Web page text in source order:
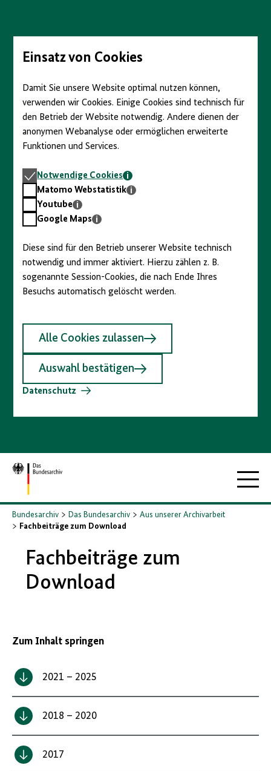
Seiteninhalt
springenEinsatz von Cookies
Damit Sie unsere Website optimal nutzen können,
verwenden wir Cookies. Einige Cookies sind technisch für
den Betrieb der Website notwendig. Andere dienen der
anonymen Webanalyse oder ermöglichen erweiterte
Funktionen und Services.
Notwendige
Cookies
Notwendige Cookies
Matomo
Webstatistik
Matomo Webstatistik
Youtube
Youtube
GoogleGoogle Maps
Diese sind für den Betrieb unserer Website technisch
notwendig und immer aktiviert. Hierzu zählen z. B.
sogenannte Session-Cookies, die nach Ende Ihres
Besuchs automatisch gelöscht werden.
Alle Cookies zulassen
Auswahl bestätigen
Datenschutz
Zur
Startseite
Bundesarchiv Das Bundesarchiv
Aus unserer Archivarbeit
Fachbeiträge zum Download
Fachbeiträge zum
Download
Zum Inhalt springen
2021 – 2025
2018 – 2020
2017